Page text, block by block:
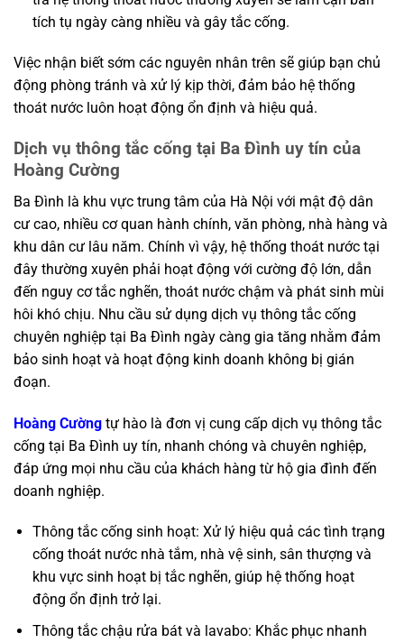
tích tụ ngày càng nhiều và gây tắc cống.
Việc nhận biết sớm các nguyên nhân trên sẽ giúp bạn chủ
động phòng tránh và xử lý kịp thời, đảm bảo hệ thống
thoát nước luôn hoạt động ổn định và hiệu quả.
Dịch vụ thông tắc cống tại Ba Đình uy tín của
Hoàng Cường
Ba Đình là khu vực trung tâm của Hà Nội với mật độ dân
cư cao, nhiều cơ quan hành chính, văn phòng, nhà hàng và
khu dân cư lâu năm. Chính vì vậy, hệ thống thoát nước tại
đây thường xuyên phải hoạt động với cường độ lớn, dẫn
đến nguy cơ tắc nghẽn, thoát nước chậm và phát sinh mùi
hôi khó chịu. Nhu cầu sử dụng dịch vụ thông tắc cống
chuyên nghiệp tại Ba Đình ngày càng gia tăng nhằm đảm
bảo sinh hoạt và hoạt động kinh doanh không bị gián
đoạn.
Hoàng Cường tự hào là đơn vị cung cấp dịch vụ thông tắc
cống tại Ba Đình uy tín, nhanh chóng và chuyên nghiệp,
đáp ứng mọi nhu cầu của khách hàng từ hộ gia đình đến
doanh nghiệp.
Thông tắc cống sinh hoạt: Xử lý hiệu quả các tình trạng
cống thoát nước nhà tắm, nhà vệ sinh, sân thượng và
khu vực sinh hoạt bị tắc nghẽn, giúp hệ thống hoạt
động ổn định trở lại.
Thông tắc chậu rửa bát và lavabo: Khắc phục nhanh